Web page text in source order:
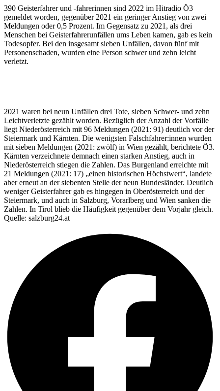
390 Geisterfahrer und -fahrerinnen sind 2022 im Hitradio Ö3
gemeldet worden, gegenüber 2021 ein geringer Anstieg von zwei
Meldungen oder 0,5 Prozent. Im Gegensatz zu 2021, als drei
Menschen bei Geisterfahrerunfällen ums Leben kamen, gab es kein
Todesopfer. Bei den insgesamt sieben Unfällen, davon fünf mit
Personenschaden, wurden eine Person schwer und zehn leicht
verletzt.
2021 waren bei neun Unfällen drei Tote, sieben Schwer- und zehn
Leichtverletzte gezählt worden. Bezüglich der Anzahl der Vorfälle
liegt Niederösterreich mit 96 Meldungen (2021: 91) deutlich vor der
Steiermark und Kärnten. Die wenigsten Falschfahrer:innen wurden
mit sieben Meldungen (2021: zwölf) in Wien gezählt, berichtete Ö3.
Kärnten verzeichnete demnach einen starken Anstieg, auch in
Niederösterreich stiegen die Zahlen. Das Burgenland erreichte mit
21 Meldungen (2021: 17) „einen historischen Höchstwert“, landete
aber erneut an der siebenten Stelle der neun Bundesländer. Deutlich
weniger Geisterfahrer gab es hingegen in Oberösterreich und der
Steiermark, und auch in Salzburg, Vorarlberg und Wien sanken die
Zahlen. In Tirol blieb die Häufigkeit gegenüber dem Vorjahr gleich.
Quelle: salzburg24.at